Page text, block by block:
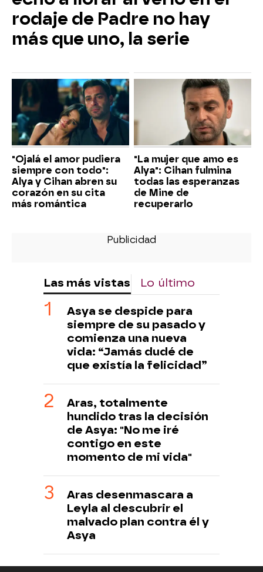
rodaje de Padre no hay
más que uno, la serie
"Ojalá el amor pudiera
siempre con todo":
Alya y Cihan abren su
corazón en su cita
más romántica
"La mujer que amo es
Alya": Cihan fulmina
todas las esperanzas
de Mine de
recuperarlo
Las más vistas Lo último
Asya se despide para
siempre de su pasado y
comienza una nueva
vida: “Jamás dudé de
que existía la felicidad”
Aras, totalmente
hundido tras la decisión
de Asya: "No me iré
contigo en este
momento de mi vida"
Aras desenmascara a
Leyla al descubrir el
malvado plan contra él y
Asya